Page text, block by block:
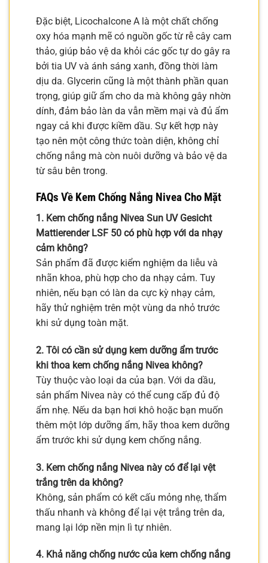
Đặc biệt, Licochalcone A là một chất chống
oxy hóa mạnh mẽ có nguồn gốc từ rễ cây cam
thảo, giúp bảo vệ da khỏi các gốc tự do gây ra
bởi tia UV và ánh sáng xanh, đồng thời làm
dịu da. Glycerin cũng là một thành phần quan
trọng, giúp giữ ẩm cho da mà không gây nhờn
dính, đảm bảo làn da vẫn mềm mại và đủ ẩm
ngay cả khi được kiềm dầu. Sự kết hợp này
tạo nên một công thức toàn diện, không chỉ
chống nắng mà còn nuôi dưỡng và bảo vệ da
từ sâu bên trong.
FAQs Về Kem Chống Nắng Nivea Cho Mặt
1. Kem chống nắng Nivea Sun UV Gesicht
Mattierender LSF 50 có phù hợp với da nhạy
cảm không?
Sản phẩm đã được kiểm nghiệm da liễu và
nhãn khoa, phù hợp cho da nhạy cảm. Tuy
nhiên, nếu bạn có làn da cực kỳ nhạy cảm,
hãy thử nghiệm trên một vùng da nhỏ trước
khi sử dụng toàn mặt.
2. Tôi có cần sử dụng kem dưỡng ẩm trước
khi thoa kem chống nắng Nivea không?
Tùy thuộc vào loại da của bạn. Với da dầu,
sản phẩm Nivea này có thể cung cấp đủ độ
ẩm nhẹ. Nếu da bạn hơi khô hoặc bạn muốn
thêm một lớp dưỡng ẩm, hãy thoa kem dưỡng
ẩm trước khi sử dụng kem chống nắng.
3. Kem chống nắng Nivea này có để lại vệt
trắng trên da không?
Không, sản phẩm có kết cấu mỏng nhẹ, thẩm
thấu nhanh và không để lại vệt trắng trên da,
mang lại lớp nền mịn lì tự nhiên.
4. Khả năng chống nước của kem chống nắng